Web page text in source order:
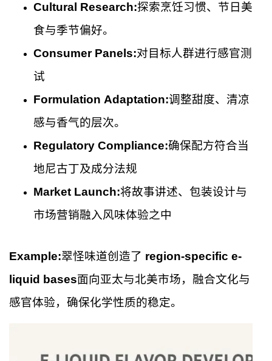
Cultural Research:探索烹饪习惯、节日美
食与季节偏好。
Consumer Panels:对目标人群进行感官测
试
Formulation Adaptation:调整甜度、清凉
感与香气的层次。
Regulatory Compliance:确保配方符合当
地尼古丁及成分法规
Market Launch:将故事讲述、包装设计与
市场营销融入风味体验之中
Example:翠怪味道创造了 region-specific e-
liquid bases面向亚太与北美市场，融合文化与
感官体验，确保化学性质的稳定。